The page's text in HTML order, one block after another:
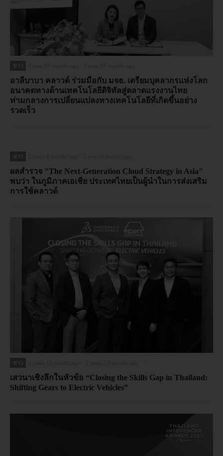
อาลีบาบา คลาวด์ ร่วมมือกับ มจธ. เตรียมบุคลากรแห่งโลก
อนาคตทางด้านเทคโนโลยีดิจิทัลสู่ตลาดแรงงานไทย
ท่ามกลางการเปลี่ยนแปลงทางเทคโนโลยีที่เกิดขึ้นอย่าง
รวดเร็ว
ผลสำรวจ "The Next-Generation Cloud Strategy in Asia"
พบว่า ในภูมิภาคเอเชีย ประเทศไทยเป็นผู้นำในการส่งเสริม
การใช้คลาวด์
เสวนาเชิงลึกในหัวข้อ “Closing the Skills Gap in Thailand:
Shifting Gears to Electric Vehicles”